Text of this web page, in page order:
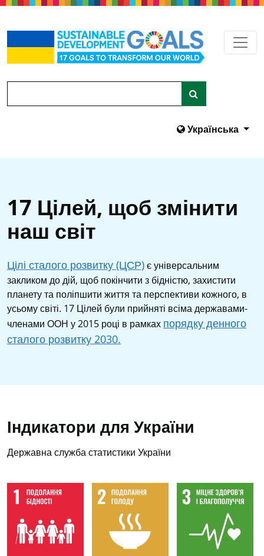
Перейти до основного вмісту
Українська
17 Цілей, щоб змінити
наш світ
Цілі сталого розвитку (ЦСР)є універсальним
закликом до дій, щоб покінчити з бідністю, захистити
планету та поліпшити життя та перспективи кожного, в
усьому світі. 17 Цілей були прийняті всіма державами-
членами ООН у 2015 році в рамках порядку денного
сталого розвитку 2030.
Індикатори для України
Державна служба статистики України